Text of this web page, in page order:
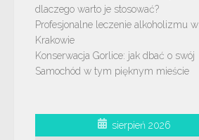
dlaczego warto je stosować?
Profesjonalne leczenie alkoholizmu w
Krakowie
Konserwacja Gorlice: jak dbać o swój
Samochód w tym pięknym mieście
sierpień 2026